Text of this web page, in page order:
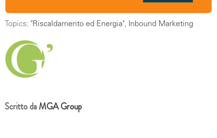
Topics: "Riscaldamento ed Energia", Inbound Marketing
Scritto daMGA Group